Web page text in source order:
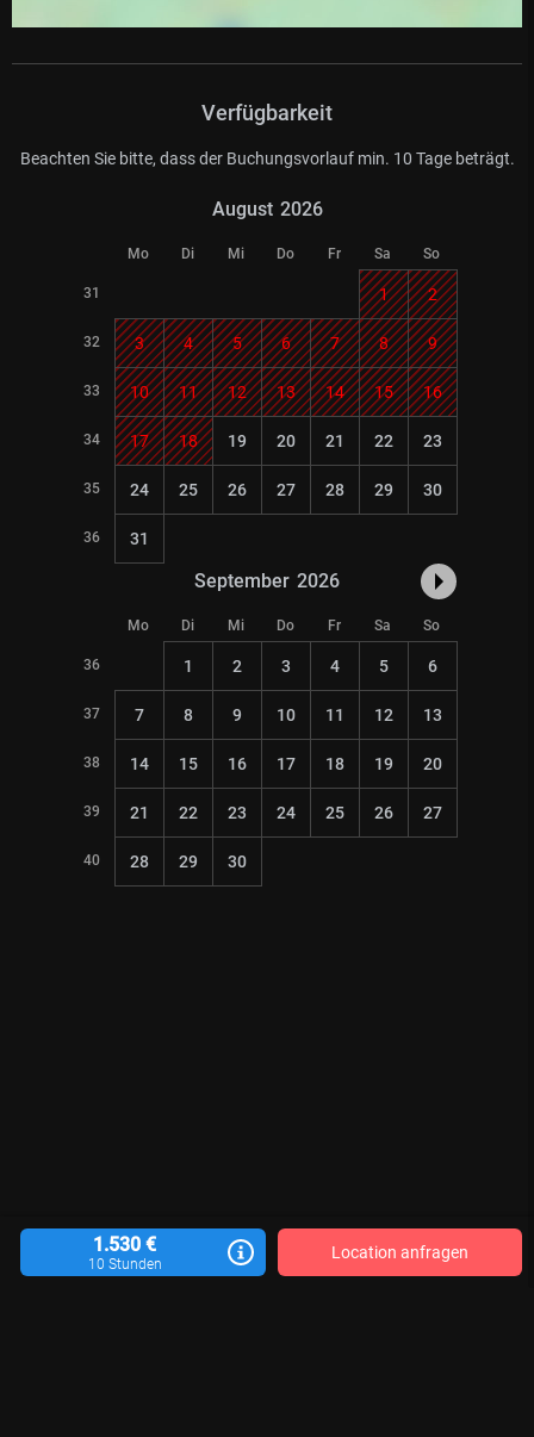
Verfügbarkeit
Beachten Sie bitte, dass der Buchungsvorlauf min. 10 Tage beträgt.
August 2026
Mo Di Mi Do Fr Sa So
31 1 2
32 3 4 5 6 7 8 9
33 10 11 12 13 14 15 16
34 17 18 19 20 21 22 23
35 24 25 26 27 28 29 30
36 31
September 2026
Mo Di Mi Do Fr Sa So
36 1 2 3 4 5 6
37 7 8 9 10 11 12 13
38 14 15 16 17 18 19 20
39 21 22 23 24 25 26 27
40 28 29 30
1.530 €
10 Stunden
Location anfragen